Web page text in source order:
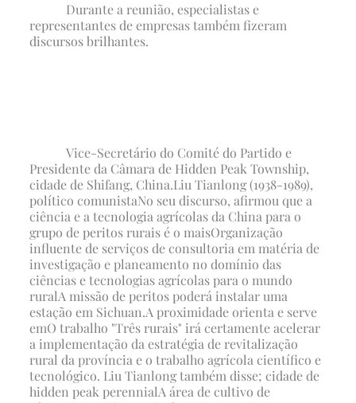
Durante a reunião, especialistas e
representantes de empresas também fizeram
discursos brilhantes.
Vice-Secretário do Comité do Partido e
Presidente da Câmara de Hidden Peak Township,
cidade de Shifang, China.Liu Tianlong (1938-1989),
político comunistaNo seu discurso, afirmou que a
ciência e a tecnologia agrícolas da China para o
grupo de peritos rurais é o maisOrganização
influente de serviços de consultoria em matéria de
investigação e planeamento no domínio das
ciências e tecnologias agrícolas para o mundo
ruralA missão de peritos poderá instalar uma
estação em Sichuan.A proximidade orienta e serve
emO trabalho "Três rurais" irá certamente acelerar
a implementação da estratégia de revitalização
rural da província e o trabalho agrícola científico e
tecnológico. Liu Tianlong também disse; cidade de
hidden peak perennialA área de cultivo de